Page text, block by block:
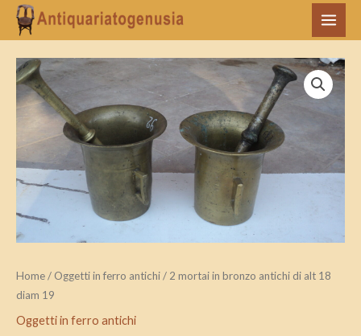
Home/ Oggetti in ferro antichi/ 2 mortai in bronzo antichi di alt 18
diam 19
Oggetti in ferro antichi
2
mortai
di
18
diam
quantità